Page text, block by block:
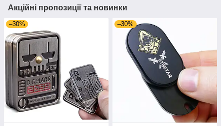
Акційні пропозиції та новинки
–30% –30%